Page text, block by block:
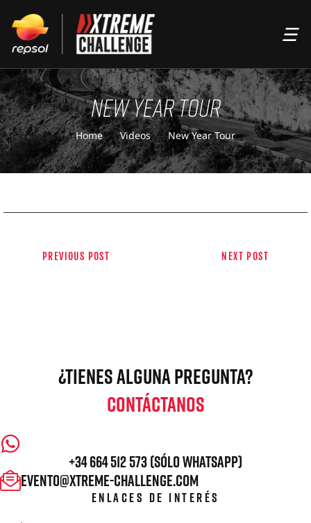
NEW YEAR TOUR
Home Videos New Year Tour
PREVIOUS POST NEXT POST
¿TIENES ALGUNA PREGUNTA?
CONTÁCTANOS
+34 664 512 573 (Sólo WhatsApp)
evento@xtreme-challenge.com
ENLACES DE INTERÉS